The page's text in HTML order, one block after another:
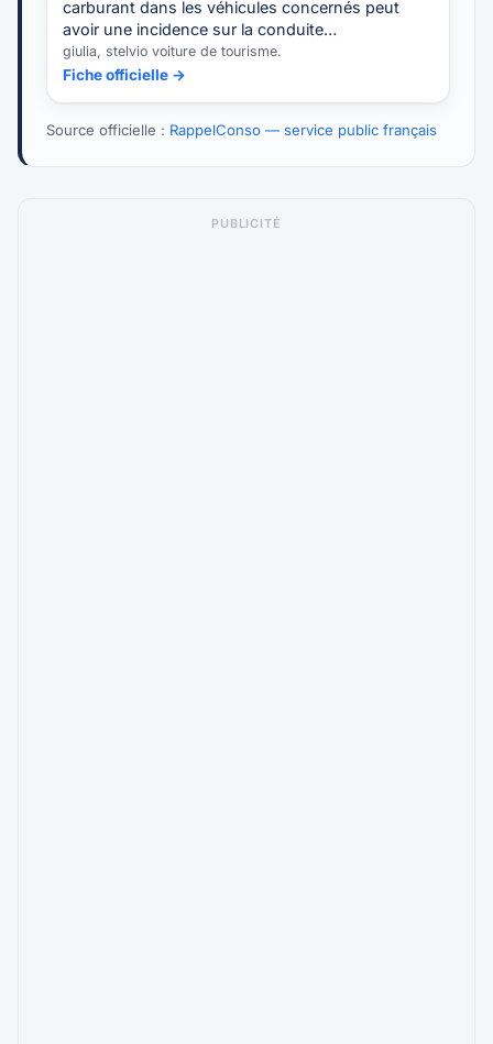
carburant dans les véhicules concernés peut
avoir une incidence sur la conduite…
giulia, stelvio voiture de tourisme.
Fiche officielle →
Source officielle : RappelConso — service public français
PUBLICITÉ